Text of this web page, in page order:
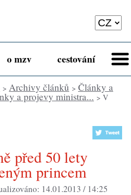
o mzv cestování
> Archivy článků > Články a
a projevy ministra... > V
princem
14.01.2013 / 14:25